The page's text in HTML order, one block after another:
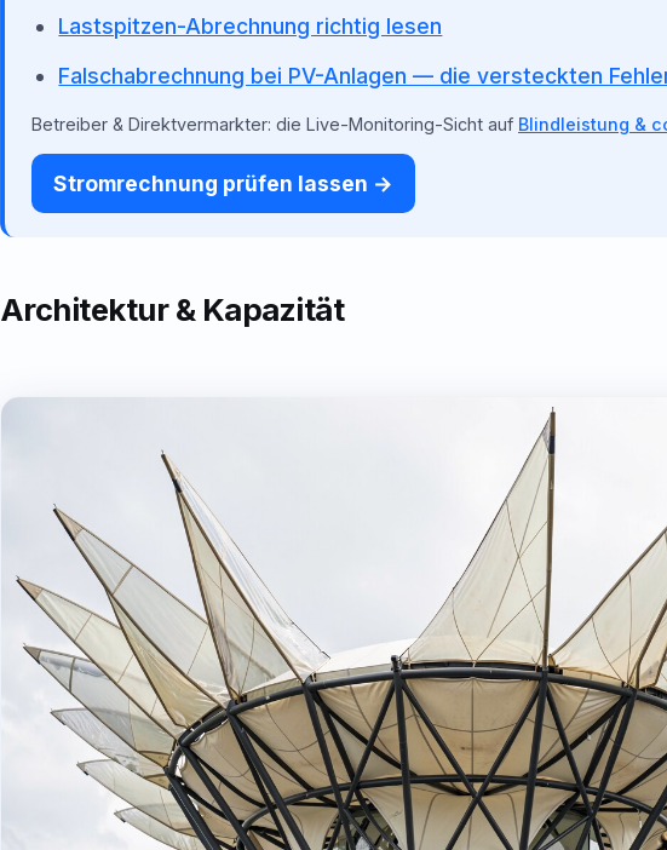
Lastspitzen-Abrechnung richtig lesen
Falschabrechnung bei PV-Anlagen — die versteckten
Betreiber & Direktvermarkter: die Live-Monitoring-Sicht auf Blindleistung &
Stromrechnung prüfen lassen →
Architektur & Kapazität